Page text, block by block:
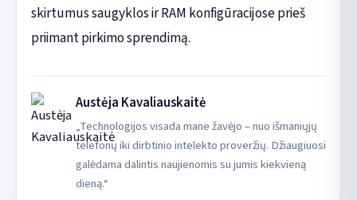
skirtumus saugyklos ir RAM konfigūracijose prieš
priimant pirkimo sprendimą.
Austėja Kavaliauskaitė
„Technologijos visada mane žavėjo – nuo išmaniųjų
telefonų iki dirbtinio intelekto proveržių. Džiaugiuosi
galėdama dalintis naujienomis su jumis kiekvieną
dieną.“